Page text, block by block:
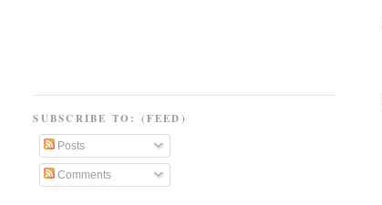
SUBSCRIBE TO: (FEED)
Posts
Comments